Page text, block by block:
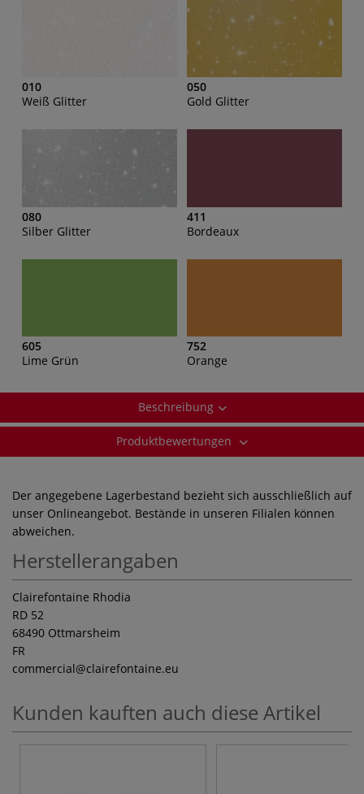
010
Weiß Glitter
050
Gold Glitter
080
Silber Glitter
411
Bordeaux
605
Lime Grün
752
Orange
Beschreibung
Produktbewertungen
Der angegebene Lagerbestand bezieht sich ausschließlich auf
unser Onlineangebot. Bestände in unseren Filialen können
abweichen.
Herstellerangaben
Clairefontaine Rhodia
RD 52
68490 Ottmarsheim
FR
commercial@clairefontaine.eu
Kunden kauften auch diese Artikel